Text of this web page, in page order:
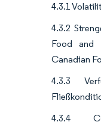
4.3.1
4.3.2
Food and
Canadian
4.3.3
4.3.4